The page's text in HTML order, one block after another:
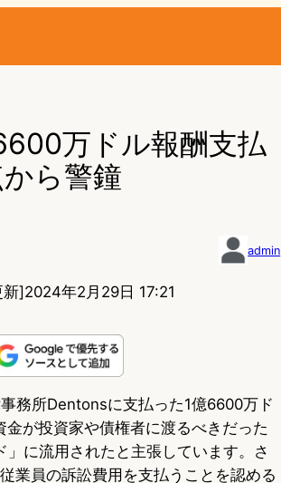
万ドル報酬支払
ら警鐘
admin
新]2024年2月29日 17:21
務所Dentonsに支払った1億6600万ド
が投資家や債権者に渡るべきだった
に流用されたと主張しています。さ
業員の訴訟費用を支払うことを認める